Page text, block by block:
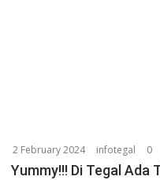
2 February 2024 infotegal 0
Yummy!!! Di Tegal Ada